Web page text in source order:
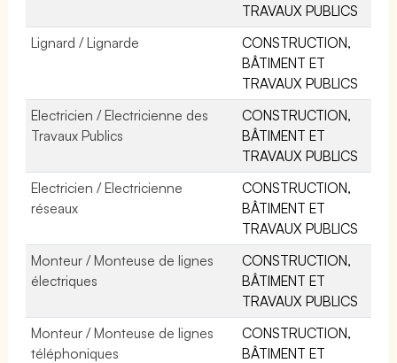
TRAVAUX PUBLICS
Lignard / Lignarde
CONSTRUCTION,
BÂTIMENT ET
TRAVAUX PUBLICS
Electricien / Electricienne des
Travaux Publics
CONSTRUCTION,
BÂTIMENT ET
TRAVAUX PUBLICS
Electricien / Electricienne
réseaux
CONSTRUCTION,
BÂTIMENT ET
TRAVAUX PUBLICS
Monteur / Monteuse de lignes
électriques
CONSTRUCTION,
BÂTIMENT ET
TRAVAUX PUBLICS
Monteur / Monteuse de lignes
téléphoniques
CONSTRUCTION,
BÂTIMENT ET